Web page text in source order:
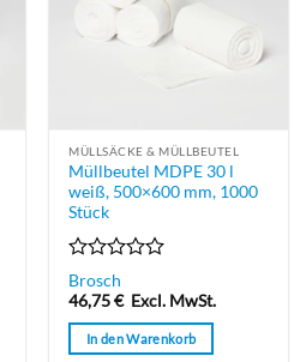
MÜLLSÄCKE & MÜLLBEUTEL
Müllbeutel MDPE 30 l
weiß, 500×600 mm, 1000
Stück
Bewertet
mit
0
von
5
Brosch
46,75€ Excl. MwSt.
In den Warenkorb